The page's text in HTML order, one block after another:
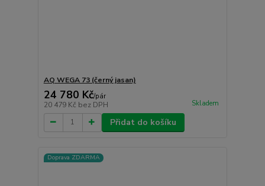
AQ WEGA 73 (černý jasan)
24 780 Kč/pár
20 479 Kč bez DPH Skladem
Přidat do košíku
Doprava ZDARMA